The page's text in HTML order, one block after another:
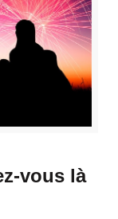
vous là